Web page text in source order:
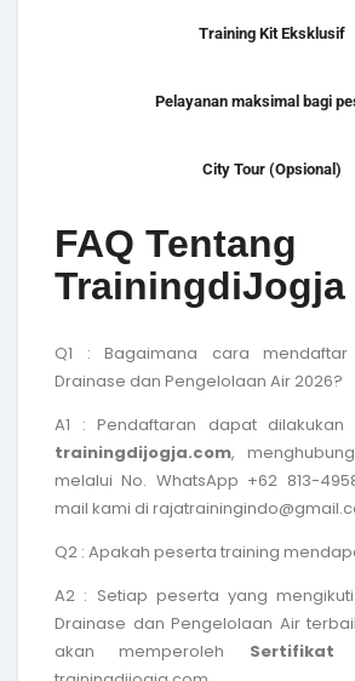
Training Kit Eksklusif
Pelayanan maksimal bagi
City Tour (Opsional)
FAQ Tentang
TrainingdiJogja
Q1 : Bagaimana cara mendaftar
Drainase dan Pengelolaan Air 2026?
A1 : Pendaftaran dapat dilakukan
trainingdijogja.com,
melalui No. WhatsApp +62 813-
mail kami di
Q2 : Apakah peserta training
A2 : Setiap peserta yang mengikuti
Drainase dan Pengelolaan Air
akan memperoleh Sertifikat